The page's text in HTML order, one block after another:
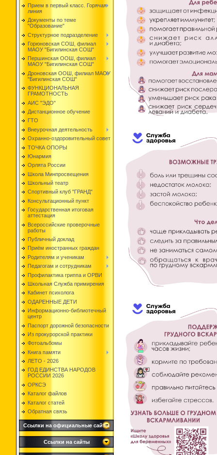
Прием в первый класс. Горячая
линия
Документы по теме
"Образование"
Структурное подразделение
Горюновская СОШ, филиал
МАОУ "Бигилинская СОШ"
Першинская ООШ, филиал
МАОУ "Бигилинская СОШ"
Дроновская ООШ, филиал МАОУ
"Бигилинская СОШ"
ФУНКЦИОНАЛЬНАЯ
ГРАМОТНОСТЬ
АИС "ЭДО"
Дистанционное обучение
ГТО
Внеурочная деятельность
Охранно-оздоровительный совет
ТОЧКА ОПОРЫ
Юнармия
Орлята России
Школа Минпросвещения
Школьный театр
Спортивный клуб "ГРАНД"
Консультационный пункт
Государственная итоговая
аттестация
Всероссийские проверочные
работы
Публичный доклад
Приём иностранных граждан
Родителям и ученикам
Педагогам и сотрудникам
Профилактика гриппа и ОРВИ
Школьная Служба примирения
Кабинет психолога
ОДАРЕННЫЕ ДЕТИ
Информационно-библиотечный
центр
Паспорт дорожной безопасности
Из прокурорской практики
Фотоальбомы
Книга памяти
ЛЕТО - 2026
ГОД ЕДИНСТВА НАРОДОВ
РОССИИ 2026
ОРКСЭ
Каталог файлов
Каталог статей
Обратная связь
Ссылки на официальные сайты
Ссылки на сайты